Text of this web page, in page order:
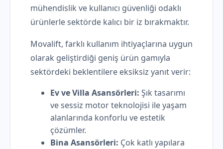
mühendislik ve kullanıcı güvenliği odaklı
ürünlerle sektörde kalıcı bir iz bırakmaktır.
Movalift, farklı kullanım ihtiyaçlarına uygun
olarak geliştirdiği geniş ürün gamıyla
sektördeki beklentilere eksiksiz yanıt verir:
Ev ve Villa Asansörleri: Şık tasarımı
ve sessiz motor teknolojisi ile yaşam
alanlarında konforlu ve estetik
çözümler.
Bina Asansörleri: Çok katlı yapılara